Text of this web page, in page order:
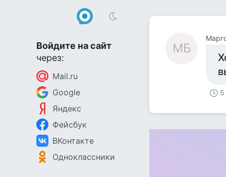
Войдите на сайт
через:
Mail.ru
Google
Яндекс
Фейсбук
ВКонтакте
Одноклассники
МБ
5